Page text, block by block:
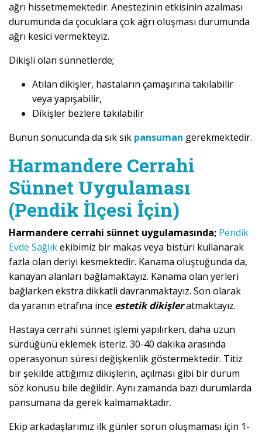
ağrı hissetmemektedir. Anestezinin etkisinin azalması
durumunda da çocuklara çok ağrı oluşması durumunda
ağrı kesici vermekteyiz.
Dikişli olan sünnetlerde;
Atılan dikişler, hastaların çamaşırına takılabilir
veya yapışabilir,
Dikişler bezlere takılabilir
Bunun sonucunda da sık sık pansuman gerekmektedir.
Harmandere Cerrahi
Sünnet Uygulaması
(Pendik İlçesi İçin)
Harmandere cerrahi sünnet uygulamasında; Pendik
Evde Sağlıkekibimiz bir makas veya bistüri kullanarak
fazla olan deriyi kesmektedir. Kanama oluştuğunda da,
kanayan alanları bağlamaktayız. Kanama olan yerleri
bağlarken ekstra dikkatli davranmaktayız. Son olarak
da yaranın etrafına ince estetik dikişleratmaktayız.
Hastaya cerrahi sünnet işlemi yapılırken, daha uzun
sürdüğünü eklemek isteriz. 30-40 dakika arasında
operasyonun süresi değişkenlik göstermektedir. Titiz
bir şekilde attığımız dikişlerin, açılması gibi bir durum
söz konusu bile değildir. Aynı zamanda bazı durumlarda
pansumana da gerek kalmamaktadır.
Ekip arkadaşlarımız ilk günler sorun oluşmaması için 1-